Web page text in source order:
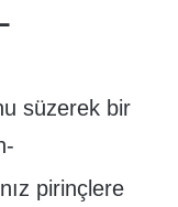
süzerek bir
pirinçlere